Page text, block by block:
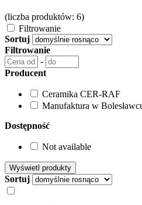
(liczba produktów: 6)
Filtrowanie
Sortuj
Filtrowanie
-
Producent
Ceramika CER-RAF
Manufaktura w
Dostępność
Not available
Sortuj